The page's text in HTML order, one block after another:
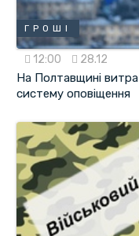
ГРОШІ
12:00 28.12
На Полтавщині
систему оповіщення